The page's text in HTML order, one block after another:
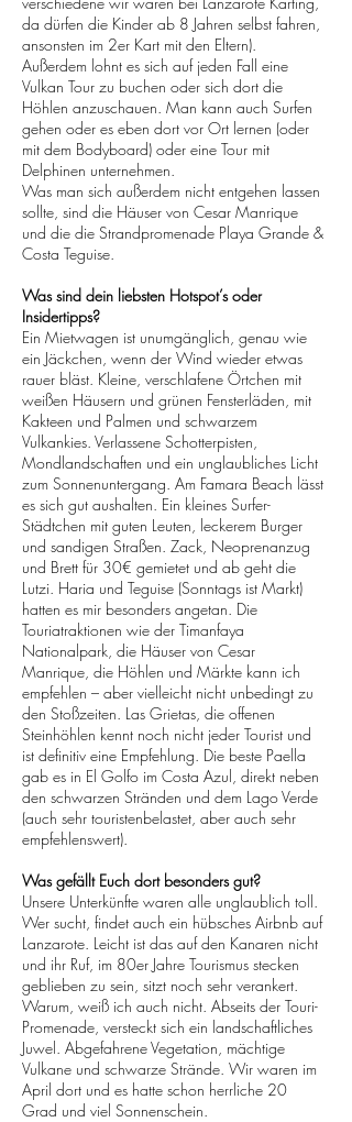
da dürfen die Kinder ab 8 Jahren selbst fahren,
ansonsten im 2er Kart mit den Eltern).
Außerdem lohnt es sich auf jeden Fall eine
Vulkan Tour zu buchen oder sich dort die
Höhlen anzuschauen. Man kann auch Surfen
gehen oder es eben dort vor Ort lernen (oder
mit dem Bodyboard) oder eine Tour mit
Delphinen unternehmen.
Was man sich außerdem nicht entgehen lassen
sollte, sind die Häuser von Cesar Manrique
und die die Strandpromenade Playa Grande &
Costa Teguise.
Was sind dein liebsten Hotspot’s oder
Insidertipps?
Ein Mietwagen ist unumgänglich, genau wie
ein Jäckchen, wenn der Wind wieder etwas
rauer bläst. Kleine, verschlafene Örtchen mit
weißen Häusern und grünen Fensterläden, mit
Kakteen und Palmen und schwarzem
Vulkankies. Verlassene Schotterpisten,
Mondlandschaften und ein unglaubliches Licht
zum Sonnenuntergang. Am Famara Beach lässt
es sich gut aushalten. Ein kleines Surfer-
Städtchen mit guten Leuten, leckerem Burger
und sandigen Straßen. Zack, Neoprenanzug
und Brett für 30€ gemietet und ab geht die
Lutzi. Haria und Teguise (Sonntags ist Markt)
hatten es mir besonders angetan. Die
Touriatraktionen wie der Timanfaya
Nationalpark, die Häuser von Cesar
Manrique, die Höhlen und Märkte kann ich
empfehlen – aber vielleicht nicht unbedingt zu
den Stoßzeiten. Las Grietas, die offenen
Steinhöhlen kennt noch nicht jeder Tourist und
ist definitiv eine Empfehlung. Die beste Paella
gab es in El Golfo im Costa Azul, direkt neben
den schwarzen Stränden und dem Lago Verde
(auch sehr touristenbelastet, aber auch sehr
empfehlenswert).
Was gefällt Euch dort besonders gut?
Unsere Unterkünfte waren alle unglaublich toll.
Wer sucht, findet auch ein hübsches Airbnb auf
Lanzarote. Leicht ist das auf den Kanaren nicht
und ihr Ruf, im 80er Jahre Tourismus stecken
geblieben zu sein, sitzt noch sehr verankert.
Warum, weiß ich auch nicht. Abseits der Touri-
Promenade, versteckt sich ein landschaftliches
Juwel. Abgefahrene Vegetation, mächtige
Vulkane und schwarze Strände. Wir waren im
April dort und es hatte schon herrliche 20
Grad und viel Sonnenschein.